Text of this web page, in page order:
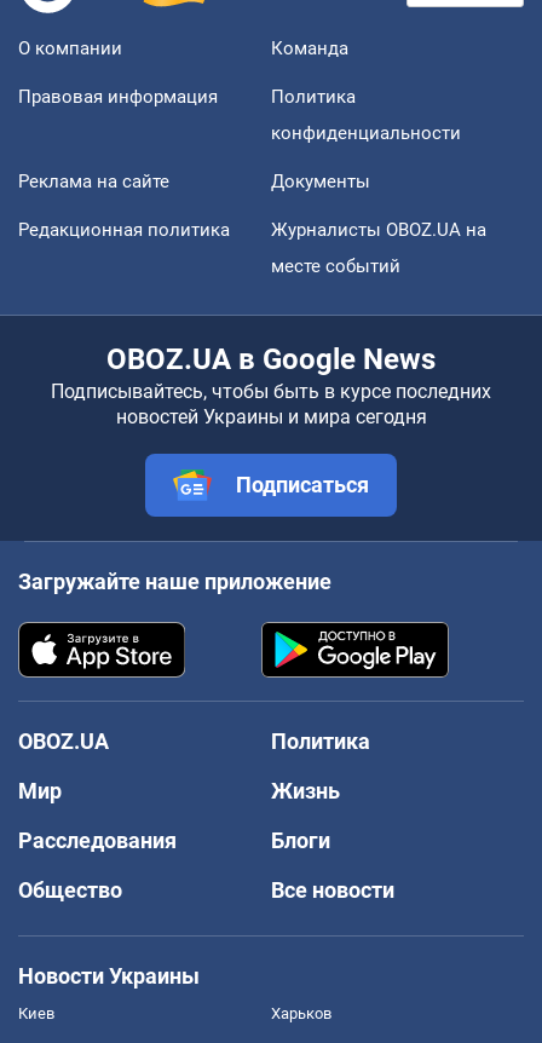
О компании Команда
Правовая информация
Политика
конфиденциальности
Реклама на сайте Документы
Редакционная политика
Журналисты OBOZ.UA на
месте событий
OBOZ.UA в Google News
Подписывайтесь, чтобы быть в курсе последних
новостей Украины и мира сегодня
Подписаться
Загружайте наше приложение
OBOZ.UA
Политика
Мир
Жизнь
Расследования
Блоги
Общество
Все новости
Новости Украины
Киев Харьков